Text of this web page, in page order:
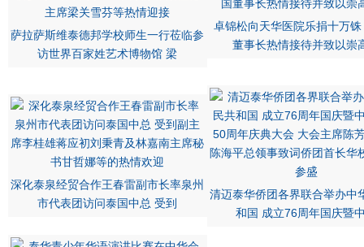
萨拉萨斯维泰德邦学校师生一行莅临参
访世界百家姓艺术博物馆 梁
卓锦松向天华医院乐捐十万
董事长热情接待并致以崇
深化泰泉经贸合作王春雷副市长率泉州
市代表团访问泰国中总 受到
清迈泰华侨团各界联合举办中
和国 成立76周年国庆暨